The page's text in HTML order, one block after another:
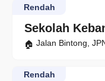
Sekolah
Rendah
Jalan Bintong,
Rendah